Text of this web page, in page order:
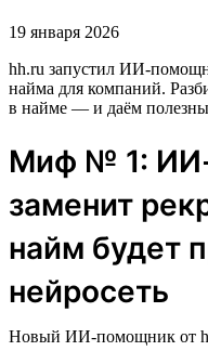
19 января 2026
hh.ru запустил ИИ-
найма для компаний.
в найме — и даём
Миф № 1:
заменит
найм будет
нейросеть
Новый ИИ-помощник от